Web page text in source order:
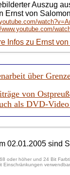
Auszug
Ernst von
Infos zu Ernst
über
von
als DVD-
02.01.2005 sind
oder höher und 24 Bit